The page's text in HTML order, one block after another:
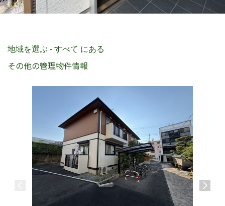
地域を選ぶ - すべて にある
その他の管理物件情報